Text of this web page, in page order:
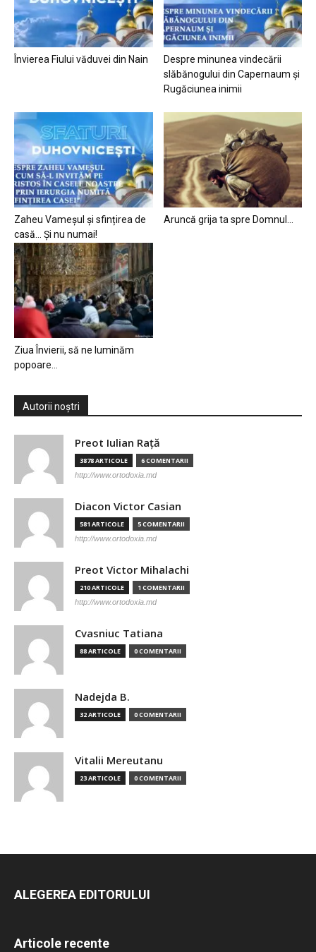
Învierea Fiului văduvei din Nain
Despre minunea vindecării
slăbănogului din Capernaum și
Rugăciunea inimii
Zaheu Vameșul și sfințirea de
casă… Și nu numai!
Aruncă grija ta spre Domnul…
Ziua Învierii, să ne luminăm
popoare…
Autorii noștri
Preot Iulian Raţă
3878 ARTICOLE 6 COMENTARII
http://www.ortodoxia.md
Diacon Victor Casian
581 ARTICOLE 5 COMENTARII
http://www.ortodoxia.md
Preot Victor Mihalachi
210 ARTICOLE 1 COMENTARII
http://www.ortodoxia.md
Cvasniuc Tatiana
88 ARTICOLE 0 COMENTARII
Nadejda B.
32 ARTICOLE 0 COMENTARII
Vitalii Mereutanu
23 ARTICOLE 0 COMENTARII
ALEGEREA EDITORULUI
Articole recente